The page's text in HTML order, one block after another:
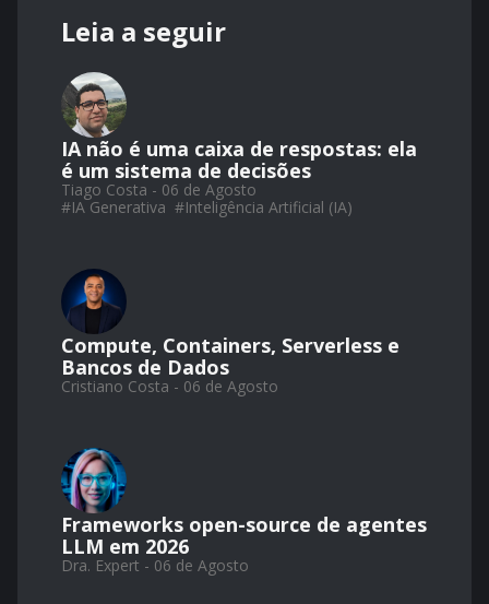
Leia a seguir
IA não é uma caixa de respostas: ela
é um sistema de decisões
Tiago Costa - 06 de Agosto
#IA Generativa #Inteligência Artificial (IA)
Compute, Containers, Serverless e
Bancos de Dados
Cristiano Costa - 06 de Agosto
Frameworks open-source de agentes
LLM em 2026
Dra. Expert - 06 de Agosto